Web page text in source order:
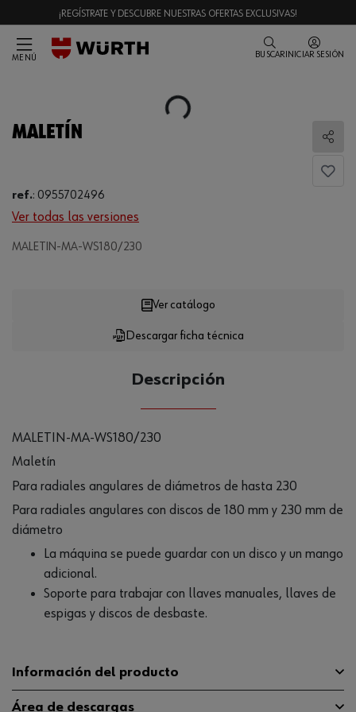
¡REGÍSTRATE Y DESCUBRE NUESTRAS OFERTAS EXCLUSIVAS!
MENÚ BUSCAR INICIAR SESIÓN
Loading...
MALETÍN
ref.: 0955702496
Ver todas las versiones
MALETIN-MA-WS180/230
Loading...
Descargar ficha técnica
Ver catálogo
Descripción
MALETIN-MA-WS180/230
Maletín
Para radiales angulares de diámetros de hasta 230
Para radiales angulares con discos de 180 mm y 230 mm de
diámetro
La máquina se puede guardar con un disco y un mango
adicional.
Soporte para trabajar con llaves manuales, llaves de
espigas y discos de desbaste.
Información del producto
Área de descargas